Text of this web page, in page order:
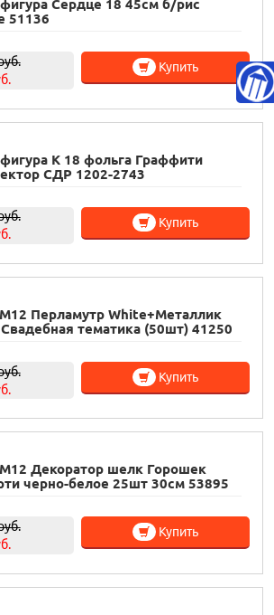
Сердце 18 45см б/рис
51136
Купить
К 18 фольга Граффити
СДР 1202-2743
Купить
Перламутр White+Металлик
тематика (50шт) 41250
Купить
Декоратор шелк Горошек
черно-белое 25шт 30см 53895
Купить